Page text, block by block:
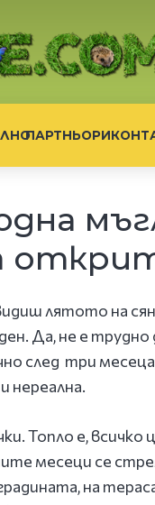
ПАРТНЬОРИ
лятото на
Да, не е
след три
нереална.
Топло е,
месеци се
на